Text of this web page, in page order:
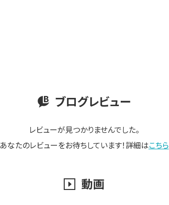
ブログレビュー
レビューが見つかりませんでした。
あなたのレビューをお待ちしています！詳細はこちら
動画